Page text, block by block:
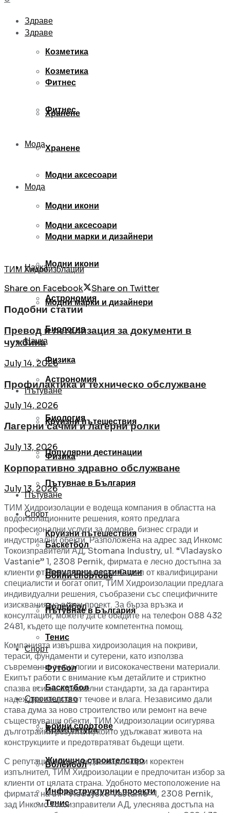
Здраве
Козметика
Фитнес
Хранене
Мода
Модни аксесоари
Модни икони
Модни марки и дизайнери
Наука
Астрономия
Биология
Физика
Пътуване
Круизни пътешествия
Популярни дестинации
Пътувнае в България
Спорт
Баскетбол
Бойни спортове
Волейбол
Тенис
Здраве
Козметика
Фитнес
Хранене
Мода
Модни аксесоари
Модни икони
Модни марки и дизайнери
Наука
Астрономия
Биология
Физика
Пътуване
Круизни пътешествия
Популярни дестинации
Пътувнае в България
Спорт
Баскетбол
Бойни спортове
Волейбол
Тенис
Футбол
Строителство
Архитектура
Жилищно строителство
Инфраструктурни проекти
ТИМ Хидроизолации
Share on Facebook
Share on Twitter
Подобни статии
Превод и легализация за документи в
чужбина
July 14, 2026
Профилактика и техническо обслужване
July 14, 2026
Лагерни сачми и лагерни ролки
July 13, 2026
Корпоративно здравно обслужване
July 13, 2026
ТИМ Хидроизолации е водеща компания в областта на
водоизолационните решения, която предлага
професионални услуги за домове, бизнес сгради и
индустриални обекти. Разположена на адрес зад Инкомс
Токоизправители АД, Stomana Industry, ul. “Vladaysko
Vastanie” 1, 2308 Pernik, фирмата е лесно достъпна за
клиенти от Перник и региона. С екип от квалифицирани
специалисти и богат опит, ТИМ Хидроизолации предлага
индивидуални решения, съобразени със специфичните
изисквания на всеки проект. За бърза връзка и
консултация, можете да се обадите на телефон 088 432
2481, където ще получите компетентна помощ.
Компанията извършва хидроизолация на покриви,
тераси, фундаменти и сутерени, като използва
съвременни технологии и висококачествени материали.
Екипът работи с внимание към детайлите и стриктно
спазва всички строителни стандарти, за да гарантира
надеждна защита от течове и влага. Независимо дали
става дума за ново строителство или ремонт на вече
съществуващи обекти, ТИМ Хидроизолации осигурява
дълготрайни резултати, които удължават живота на
конструкциите и предотвратяват бъдещи щети.
С репутация на надежден партньор и коректен
изпълнител, ТИМ Хидроизолации е предпочитан избор за
клиенти от цялата страна. Удобното местоположение на
фирмата на ul. “Vladaysko Vastanie” 1, 2308 Pernik,
зад Инкомс Токоизправители АД, улеснява достъпа на